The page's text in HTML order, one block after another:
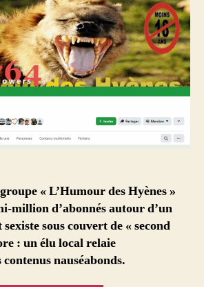
« L’Humour des Hyènes »
million d’abonnés autour d’un
sous couvert de « second
: un élu local relaie
nauséabonds.